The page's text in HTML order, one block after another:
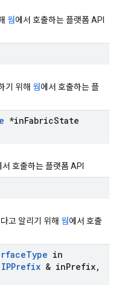
웜에서 호출하는 플랫폼 API
기 위해 웜에서 호출하는 플
*inFabricState
서 호출하는 플랫폼 API
고 알리기 위해 웜에서 호출
Type in
IPPrefix & inPrefix,